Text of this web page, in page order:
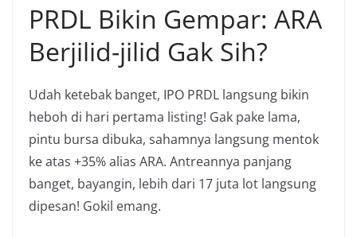
PRDL Bikin Gempar: ARA
Berjilid-jilid Gak Sih?
Udah ketebak banget, IPO PRDL langsung bikin
heboh di hari pertama listing! Gak pake lama,
pintu bursa dibuka, sahamnya langsung mentok
ke atas +35% alias ARA. Antreannya panjang
banget, bayangin, lebih dari 17 juta lot langsung
dipesan! Gokil emang.